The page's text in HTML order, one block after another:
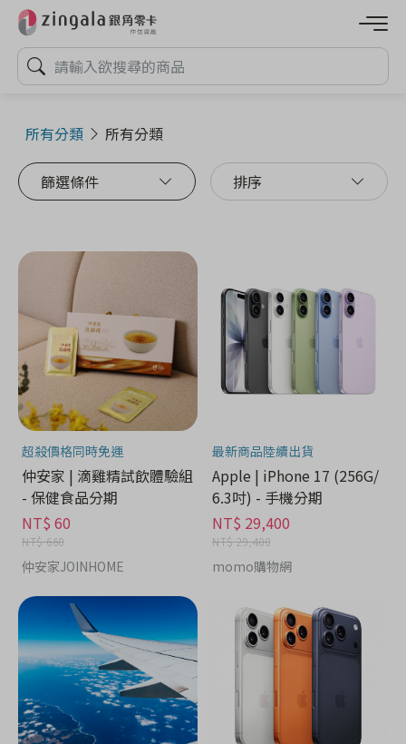
所有分類 所有分類
篩選條件 排序
超殺價格同時免運
仲安家 | 滴雞精試飲體驗組
- 保健食品分期
NT$ 60
NT$ 660
仲安家JOINHOME
最新商品陸續出貨
Apple | iPhone 17 (256G/
6.3吋) - 手機分期
NT$ 29,400
NT$ 29,400
momo購物網